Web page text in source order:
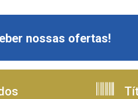
nossas ofertas!